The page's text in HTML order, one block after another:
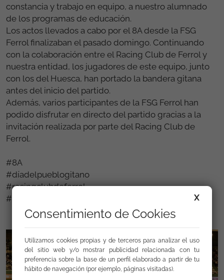
constancia y trabajo en equipo, a nuestro alumnado
de los programas de educación.
Los actos llevados a cabo por el 8A desde la FSG
Ferrol finalizaban el pasado domingo. Continuando
con la colaboración entre el Racing Club de Ferrol y
nuestra entidad, los jugadores de este equipo, junto
con los del Huesca, han portado la bandera gitana
antes del inicio del partido.
Además, varios participantes de la FSG Ferrol han
podido disfrutar en directo del partido gracias a la
invitación realizada por parte del Racing Club de
Ferrol.
#8A
#díadelpueblogitano
#racingclubdeferrol
#fsgferrol
X
Consentimiento de Cookies
Utilizamos cookies propias y de terceros para analizar el uso
del sitio web y/o mostrar publicidad relacionada con tu
preferencia sobre la base de un perfil elaborado a partir de tu
hábito de navegación (por ejemplo, páginas visitadas).